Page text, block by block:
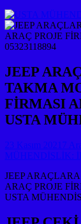
JEEP
TAKMA
FİRMASI
USTA
23 Kasım 2021 7
MÜHENDİSLİK:
JEEP
ARAÇ PROJE
USTA